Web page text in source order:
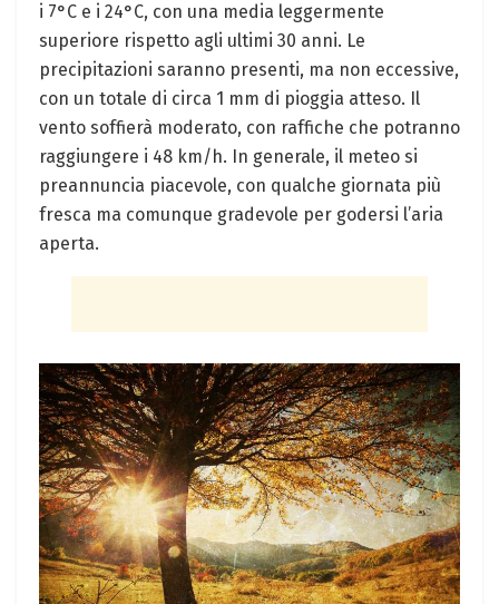
i 7°C e i 24°C, con una media leggermente
superiore rispetto agli ultimi 30 anni. Le
precipitazioni saranno presenti, ma non eccessive,
con un totale di circa 1 mm di pioggia atteso. Il
vento soffierà moderato, con raffiche che potranno
raggiungere i 48 km/h. In generale, il meteo si
preannuncia piacevole, con qualche giornata più
fresca ma comunque gradevole per godersi l’aria
aperta.